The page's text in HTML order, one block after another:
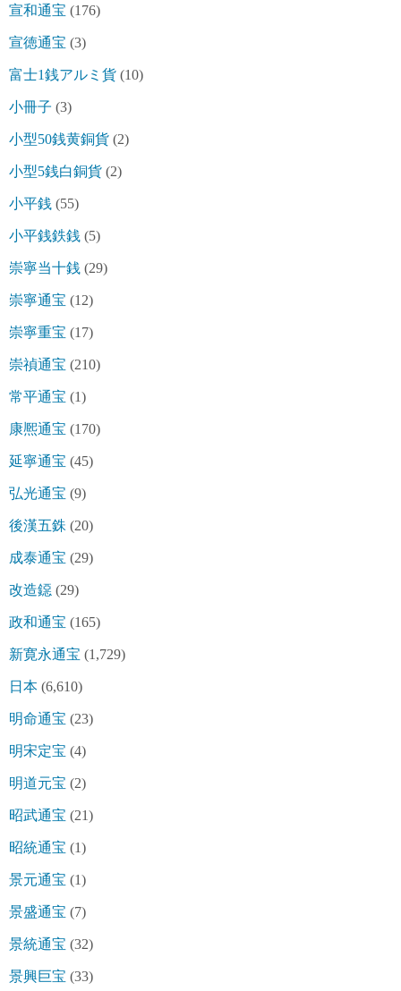
宣和通宝 (176)
宣徳通宝 (3)
富士1銭アルミ貨 (10)
小冊子 (3)
小型50銭黄銅貨 (2)
小型5銭白銅貨 (2)
小平銭 (55)
小平銭鉄銭 (5)
崇寧当十銭 (29)
崇寧通宝 (12)
崇寧重宝 (17)
崇禎通宝 (210)
常平通宝 (1)
康熈通宝 (170)
延寧通宝 (45)
弘光通宝 (9)
後漢五銖 (20)
成泰通宝 (29)
改造鐚 (29)
政和通宝 (165)
新寛永通宝 (1,729)
日本 (6,610)
明命通宝 (23)
明宋定宝 (4)
明道元宝 (2)
昭武通宝 (21)
昭統通宝 (1)
景元通宝 (1)
景盛通宝 (7)
景統通宝 (32)
景興巨宝 (33)